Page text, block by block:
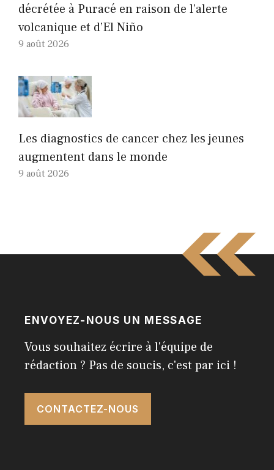
décrétée à Puracé en raison de l’alerte
volcanique et d’El Niño
9 août 2026
Les diagnostics de cancer chez les jeunes
augmentent dans le monde
9 août 2026
ENVOYEZ-NOUS UN MESSAGE
Vous souhaitez écrire à l'équipe de
rédaction ? Pas de soucis, c'est par ici !
CONTACTEZ-NOUS